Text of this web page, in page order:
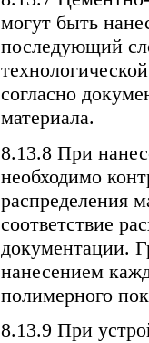
могут быть
последующий
согласно
материала.
8.13.8 При
необходимо
распределения
соответствие
документации.
нанесением
полимерного
8.13.9 При